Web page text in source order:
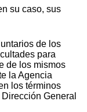
su caso, sus
de los
para
de los mismos
la Agencia
los términos
General